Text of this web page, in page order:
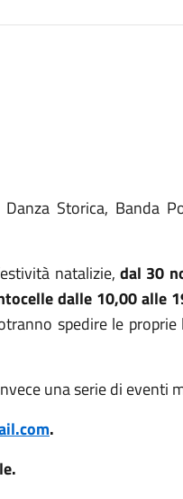
Storica, Banda
natalizie, dal 30
dalle 10,00 alle
spedire le
una serie di eventi
.